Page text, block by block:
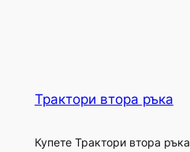
Трактори втора ръка
Купете Трактори втора ръка